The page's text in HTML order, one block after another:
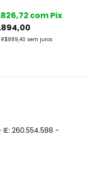
R$889,40 sem juros
comPix
IE: 260.554.588 -